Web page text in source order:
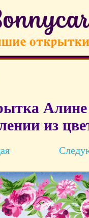
из